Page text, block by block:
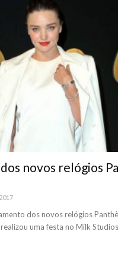
novos relógios
dos novos relógios
uma festa no Milk